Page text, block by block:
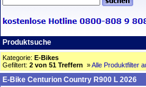
Produktsuche
Kategorie: E-Bikes
Gefiltert: 2 von 51 Treffern »Alle Produktfilter
E-Bike Centurion Country R900 L 2026